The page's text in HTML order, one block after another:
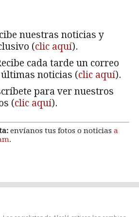
nuestras noticias y
(clic aquí).
cada tarde un correo
noticias (clic aquí).
para ver nuestros
(clic aquí).
envíanos tus fotos o noticias a
.